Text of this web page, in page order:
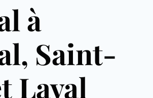
à
Saint-
Laval